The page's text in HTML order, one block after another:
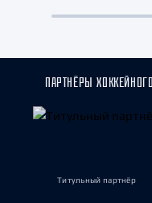
ПАРТНЁРЫ
Титульный партнёр